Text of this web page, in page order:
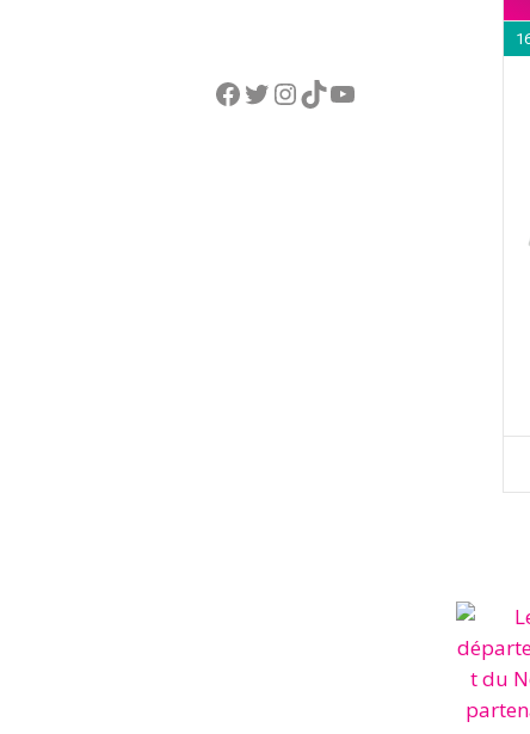
Facebook
Twitter
Instagram
TikTok
YouTube